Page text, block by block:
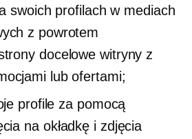
swoich profilach w mediach
z powrotem
docelowe witryny z
lub ofertami;
profile za pomocą
na okładkę i zdjęcia